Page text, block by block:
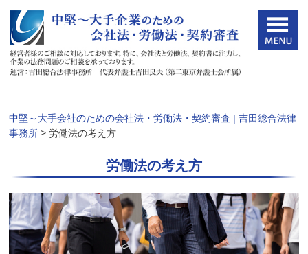
中堅～大手会社のための会社法・労働法・契約審査 | 吉田総合法律
事務所 >労働法の考え方
労働法の考え方